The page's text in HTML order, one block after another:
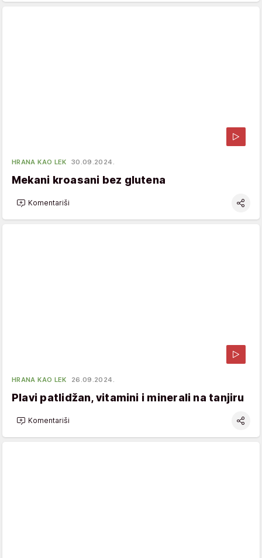
HRANA KAO LEK 30.09.2024.
Mekani kroasani bez glutena
Komentariši
HRANA KAO LEK 26.09.2024.
Plavi patlidžan, vitamini i minerali na tanjiru
Komentariši